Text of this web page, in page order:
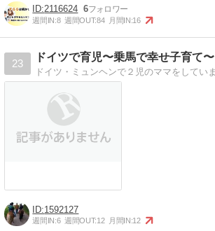
2116624 6
週間IN:8 週間OUT:84 月間IN:16
23
ドイツで育児〜乗馬で幸せ子育て〜
1592127
週間IN:6 週間OUT:12 月間IN:12